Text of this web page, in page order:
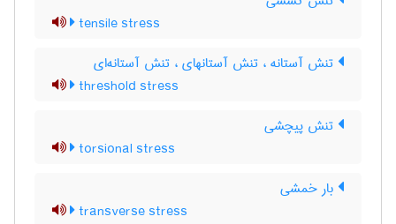
tensile stress
تنش آستانه ، تنش آستانه‎ای ، تنش آستانه‌ای
threshold stress
تنش پیچشی
torsional stress
بار خمشی
transverse stress